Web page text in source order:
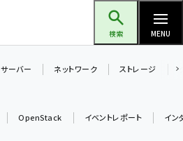
検索 MENU
サーバー ネットワーク ストレージ
OpenStack イベントレポート イン